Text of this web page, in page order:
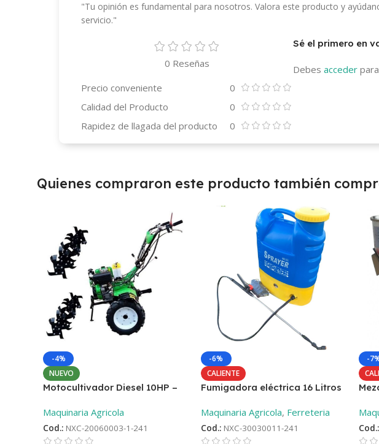
"Tu opinión es fundamental para nosotros. Valora este producto y
servicio."
0 Reseñas
Precio conveniente
0
Calidad del Producto
0
Rapidez de llagada del producto
0
Sé el primero en
Debes acceder
Quienes compraron este producto también
-4%
NUEVO
Motocultivador Diesel 10HP –
2°Repueto
Maquinaria Agricola
Cod.: NXC-20060003-1-241
-6%
CALIENTE
Fumigadora eléctrica 16 Litros
Maquinaria Agricola, Ferreteria
Cod.: NXC-30030011-241
-
Cod.: